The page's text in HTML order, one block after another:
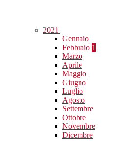
2021
Gennaio
Febbraio 1
Marzo
Aprile
Maggio
Giugno
Luglio
Agosto
Settembre
Ottobre
Novembre
Dicembre